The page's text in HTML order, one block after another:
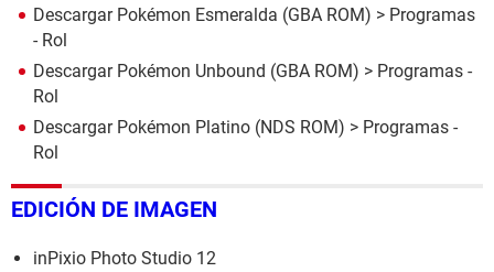
Descargar Pokémon Esmeralda (GBA ROM) > Programas
- Rol
Descargar Pokémon Unbound (GBA ROM) > Programas -
Rol
Descargar Pokémon Platino (NDS ROM) > Programas -
Rol
EDICIÓN DE IMAGEN
inPixio Photo Studio 12